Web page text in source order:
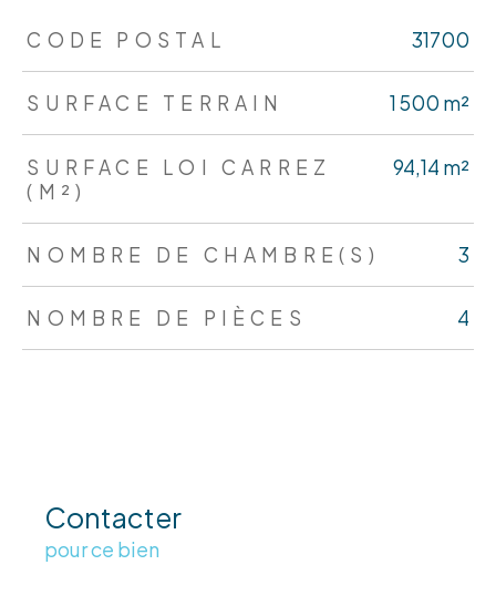
TRAD_ZEPHYR_Caracteristique TRAD_ZEPHYR_Valeurs
CODE POSTAL 31700
SURFACE TERRAIN 1 500 m²
SURFACE LOI CARREZ
(M²)
94,14 m²
NOMBRE DE CHAMBRE(S) 3
NOMBRE DE PIÈCES 4
Contacter
pour ce bien